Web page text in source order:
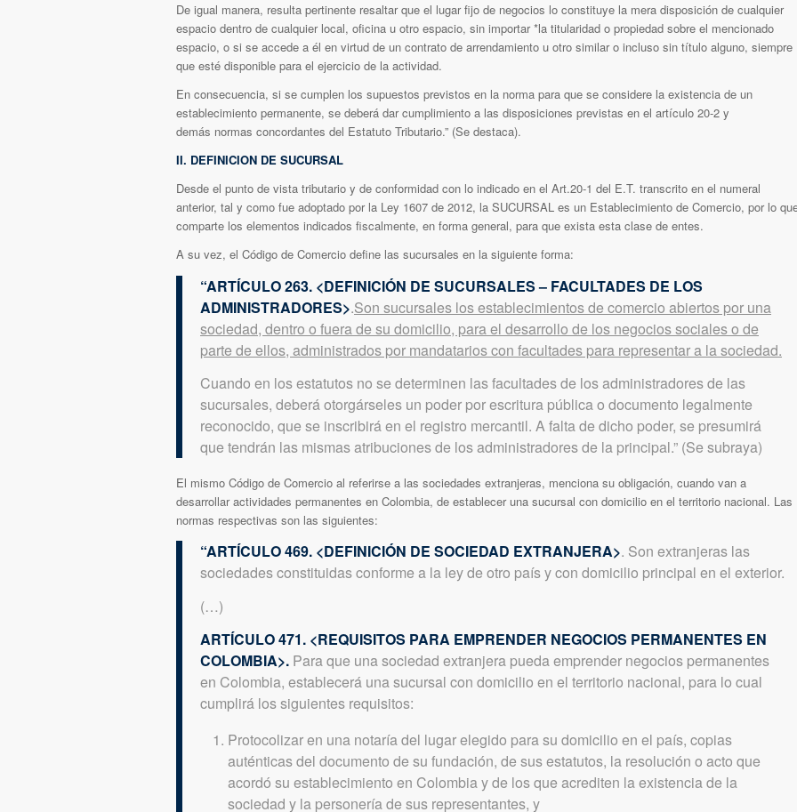
De igual manera, resulta pertinente resaltar que el lugar fijo de negocios lo constituye la mera disposición de cualquier
espacio dentro de cualquier local, oficina u otro espacio, sin importar *la titularidad o propiedad sobre el mencionado
espacio, o si se accede a él en virtud de un contrato de arrendamiento u otro similar o incluso sin título alguno, siempre
que esté disponible para el ejercicio de la actividad.
En consecuencia, si se cumplen los supuestos previstos en la norma para que se considere la existencia de un
establecimiento permanente, se deberá dar cumplimiento a las disposiciones previstas en el artículo 20-2 y
demás normas concordantes del Estatuto Tributario.” (Se destaca).
II. DEFINICION DE SUCURSAL
Desde el punto de vista tributario y de conformidad con lo indicado en el Art.20-1 del E.T. transcrito en el numeral
anterior, tal y como fue adoptado por la Ley 1607 de 2012, la SUCURSAL es un Establecimiento de Comercio, por lo
comparte los elementos indicados fiscalmente, en forma general, para que exista esta clase de entes.
A su vez, el Código de Comercio define las sucursales en la siguiente forma:
“ARTÍCULO 263. <DEFINICIÓN DE SUCURSALES – FACULTADES DE LOS
ADMINISTRADORES>.Son sucursales los establecimientos de comercio abiertos por una
sociedad, dentro o fuera de su domicilio, para el desarrollo de los negocios sociales o de
parte de ellos, administrados por mandatarios con facultades para representar a la sociedad.
Cuando en los estatutos no se determinen las facultades de los administradores de las
sucursales, deberá otorgárseles un poder por escritura pública o documento legalmente
reconocido, que se inscribirá en el registro mercantil. A falta de dicho poder, se presumirá
que tendrán las mismas atribuciones de los administradores de la principal.” (Se subraya)
El mismo Código de Comercio al referirse a las sociedades extranjeras, menciona su obligación, cuando van a
desarrollar actividades permanentes en Colombia, de establecer una sucursal con domicilio en el territorio nacional. Las
normas respectivas son las siguientes:
“ARTÍCULO 469. <DEFINICIÓN DE SOCIEDAD EXTRANJERA>. Son extranjeras las
sociedades constituidas conforme a la ley de otro país y con domicilio principal en el exterior.
(…)
ARTÍCULO 471. <REQUISITOS PARA EMPRENDER NEGOCIOS PERMANENTES EN
COLOMBIA>. Para que una sociedad extranjera pueda emprender negocios permanentes
en Colombia, establecerá una sucursal con domicilio en el territorio nacional, para lo cual
cumplirá los siguientes requisitos:
Protocolizar en una notaría del lugar elegido para su domicilio en el país, copias
auténticas del documento de su fundación, de sus estatutos, la resolución o acto que
acordó su establecimiento en Colombia y de los que acrediten la existencia de la
sociedad y la personería de sus representantes, y